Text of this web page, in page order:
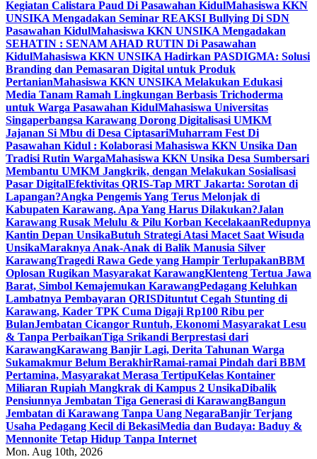
Kegiatan Calistara Paud Di Pasawahan KidulMahasiswa KKN
UNSIKA Mengadakan Seminar REAKSI Bullying Di SDN
Pasawahan KidulMahasiswa KKN UNSIKA Mengadakan
SEHATIN : SENAM AHAD RUTIN Di Pasawahan
KidulMahasiswa KKN UNSIKA Hadirkan PASDIGMA: Solusi
Branding dan Pemasaran Digital untuk Produk
PertanianMahasiswa KKN UNSIKA Melakukan Edukasi
Media Tanam Ramah Lingkungan Berbasis Trichoderma
untuk Warga Pasawahan KidulMahasiswa Universitas
Singaperbangsa Karawang Dorong Digitalisasi UMKM
Jajanan Si Mbu di Desa CiptasariMuharram Fest Di
Pasawahan Kidul : Kolaborasi Mahasiswa KKN Unsika Dan
Tradisi Rutin WargaMahasiswa KKN Unsika Desa Sumbersari
Membantu UMKM Jangkrik, dengan Melakukan Sosialisasi
Pasar DigitalEfektivitas QRIS-Tap MRT Jakarta: Sorotan di
Lapangan?Angka Pengemis Yang Terus Melonjak di
Kabupaten Karawang. Apa Yang Harus Dilakukan?Jalan
Karawang Rusak Melulu & Pilu Korban KecelakaanRedupnya
Kantin Depan UnsikaButuh Strategi Atasi Macet Saat Wisuda
UnsikaMaraknya Anak-Anak di Balik Manusia Silver
KarawangTragedi Rawa Gede yang Hampir TerlupakanBBM
Oplosan Rugikan Masyarakat KarawangKlenteng Tertua Jawa
Barat, Simbol Kemajemukan KarawangPedagang Keluhkan
Lambatnya Pembayaran QRISDituntut Cegah Stunting di
Karawang, Kader TPK Cuma Digaji Rp100 Ribu per
BulanJembatan Cicangor Runtuh, Ekonomi Masyarakat Lesu
& Tanpa PerbaikanTiga Srikandi Berprestasi dari
KarawangKarawang Banjir Lagi, Derita Tahunan Warga
Sukamakmur Belum BerakhirRamai-ramai Pindah dari BBM
Pertamina, Masyarakat Merasa TertipuKelas Kontainer
Miliaran Rupiah Mangkrak di Kampus 2 UnsikaDibalik
Pensiunnya Jembatan Tiga Generasi di KarawangBangun
Jembatan di Karawang Tanpa Uang NegaraBanjir Terjang
Usaha Pedagang Kecil di BekasiMedia dan Budaya: Baduy &
Mennonite Tetap Hidup Tanpa Internet
Mon. Aug 10th, 2026